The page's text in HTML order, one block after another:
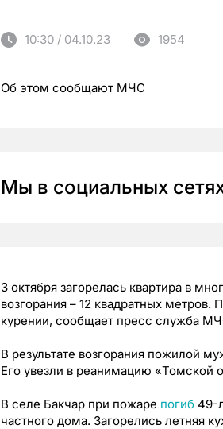
10:30 / 04.10.23 1954
Об этом сообщают МЧС
Мы в социальных
3 октября загорелась квартира в
возгорания – 12 квадратных
курении, сообщает пресс служба
В результате возгорания пожилой
Его увезли в реанимацию «Томской
В селе Бакчар при пожаре погиб 49-
частного дома. Загорелись летняя